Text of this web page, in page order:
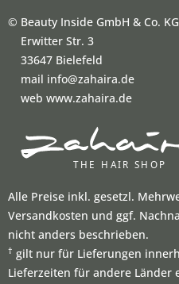
© Beauty Inside GmbH & Co. KG
Erwitter Str. 3
33647 Bielefeld
mail info@zahaira.de
web www.zahaira.de
Alle Preise inkl. gesetzl.
Versandkosten und ggf.
nicht anders beschrieben.
† gilt nur für Lieferungen
Lieferzeiten für andere Länder